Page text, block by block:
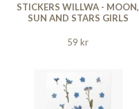
STICKERS WILLWA - MOON,
SUN AND STARS GIRLS
59 kr